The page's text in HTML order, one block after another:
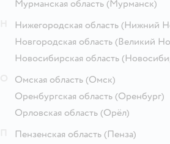
Мурманская область (Мурманск)
Нижегородская область (Нижний
Новгородская область (Великий
Новосибирская область
Омская область (Омск)
Оренбургская область (Оренбург)
Орловская область (Орёл)
Пензенская область (Пенза)